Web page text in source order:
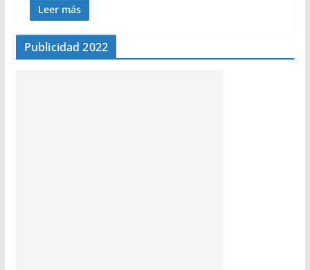
Leer más
Publicidad 2022